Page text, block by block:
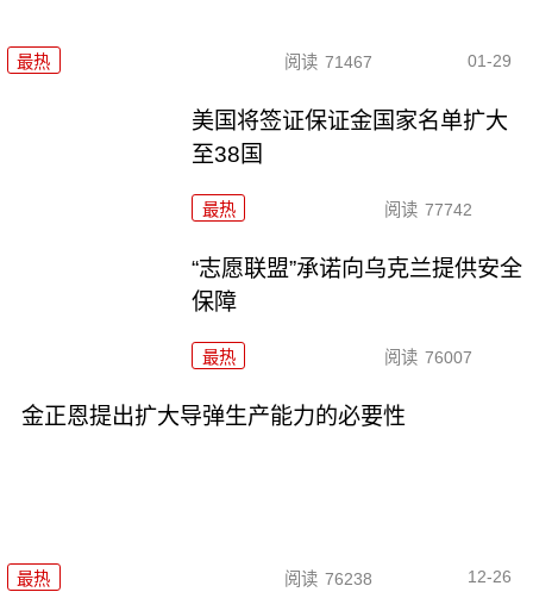
最热 阅读 71467 01-29
美国将签证保证金国家名单扩大
至38国
最热 阅读 77742
“志愿联盟”承诺向乌克兰提供安全
保障
最热 阅读 76007
金正恩提出扩大导弹生产能力的必要性
最热 阅读 76238 12-26